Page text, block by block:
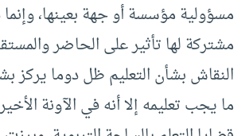
مسؤولية مؤسسة أو جهة بعينها،
مشتركة لها تأثير على الحاضر
النقاش بشأن التعليم ظل دوما يركز
ما يجب تعليمه إلا أنه في الآونة